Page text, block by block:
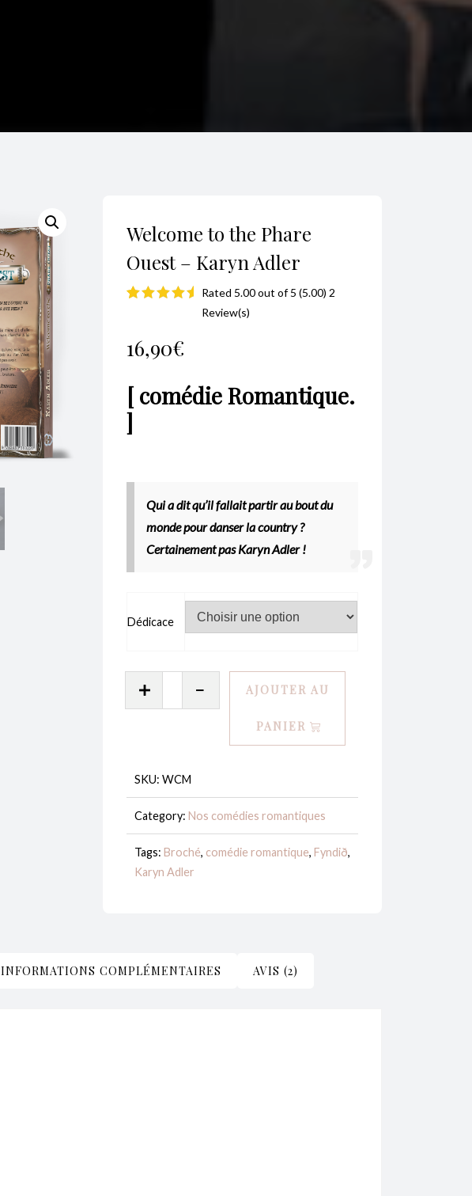
Welcome to the Phare
Ouest – Karyn Adler
sur
client
Rated 5.00 out of 5 (5.00) 2
Review(s)
16,90€
[ comédie Romantique.
]
Qui a dit qu’il fallait partir au bout du
monde pour danser la country ?
Certainement pas Karyn Adler !
Dédicace
Ouest
-
Karyn
AJOUTER AU
PANIER
SKU: WCM
Category: Nos comédies romantiques
Tags: Broché, comédie romantique, Fyndið,
Karyn Adler
INFORMATIONS COMPLÉMENTAIRES AVIS (2)